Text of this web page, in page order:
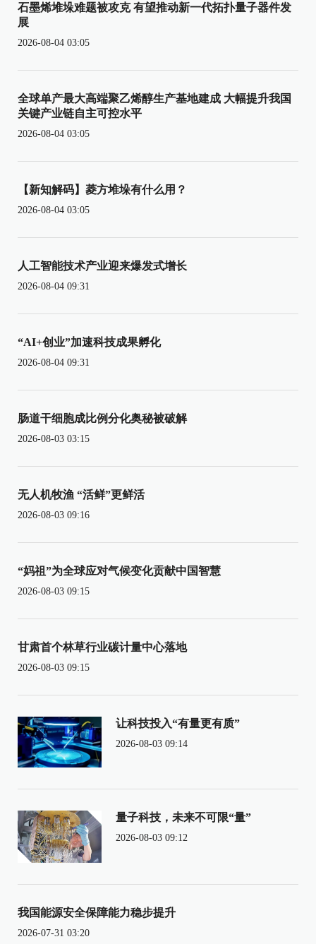
石墨烯堆垛难题被攻克 有望推动新一代拓扑量子器件发
展
2026-08-04 03:05
全球单产最大高端聚乙烯醇生产基地建成 大幅提升我国
关键产业链自主可控水平
2026-08-04 03:05
【新知解码】菱方堆垛有什么用？
2026-08-04 03:05
人工智能技术产业迎来爆发式增长
2026-08-04 09:31
“AI+创业”加速科技成果孵化
2026-08-04 09:31
肠道干细胞成比例分化奥秘被破解
2026-08-03 03:15
无人机牧渔 “活鲜”更鲜活
2026-08-03 09:16
“妈祖”为全球应对气候变化贡献中国智慧
2026-08-03 09:15
甘肃首个林草行业碳计量中心落地
2026-08-03 09:15
让科技投入“有量更有质”
2026-08-03 09:14
量子科技，未来不可限“量”
2026-08-03 09:12
我国能源安全保障能力稳步提升
2026-07-31 03:20